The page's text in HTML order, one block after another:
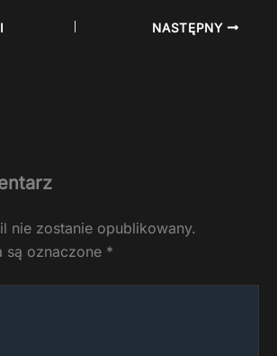
NASTĘPNY
nie zostanie opublikowany.
są oznaczone *